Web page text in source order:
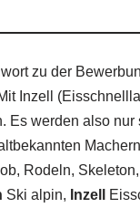
zu der
Inzell
Es werden also
Rodeln,
Ski alpin, Inzell